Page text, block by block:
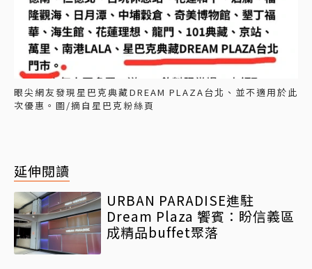
眼尖網友發現星巴克典藏DREAM PLAZA台北、並不適用於此
次優惠。圖/摘自星巴克粉絲頁
延伸閱讀
URBAN PARADISE進駐
Dream Plaza 饗賓：盼信義區
成精品buffet聚落